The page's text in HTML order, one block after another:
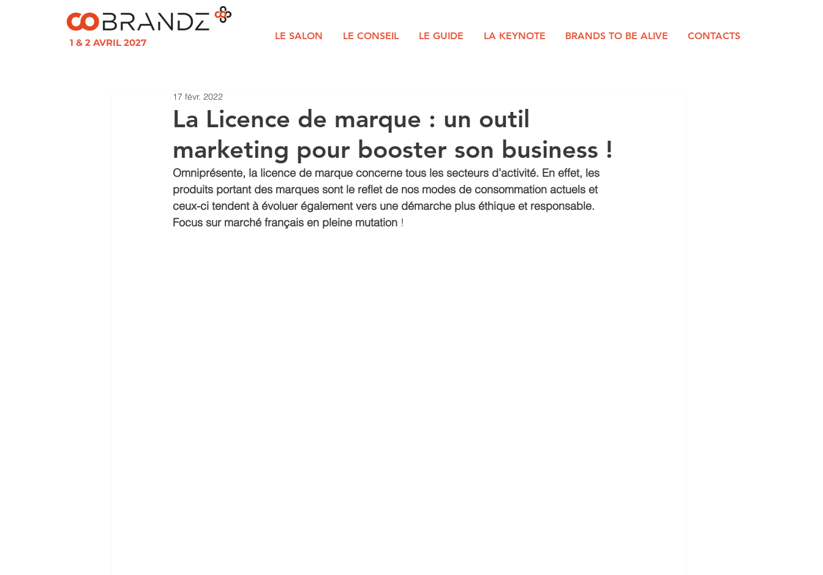
1 & 2 AVRIL 2027
LE SALON LE CONSEIL LE GUIDE LA KEYNOTE BRANDS TO BE ALIVE CONTACTS
La Licence de marque : un outil
marketing pour booster son business !
17 févr. 2022
Omniprésente, la licence de marque concerne tous les secteurs d’activité. En effet, les
produits portant des marques sont le reflet de nos modes de consommation actuels et
ceux-ci tendent à évoluer également vers une démarche plus éthique et responsable.
Focus sur marché français en pleine mutation !